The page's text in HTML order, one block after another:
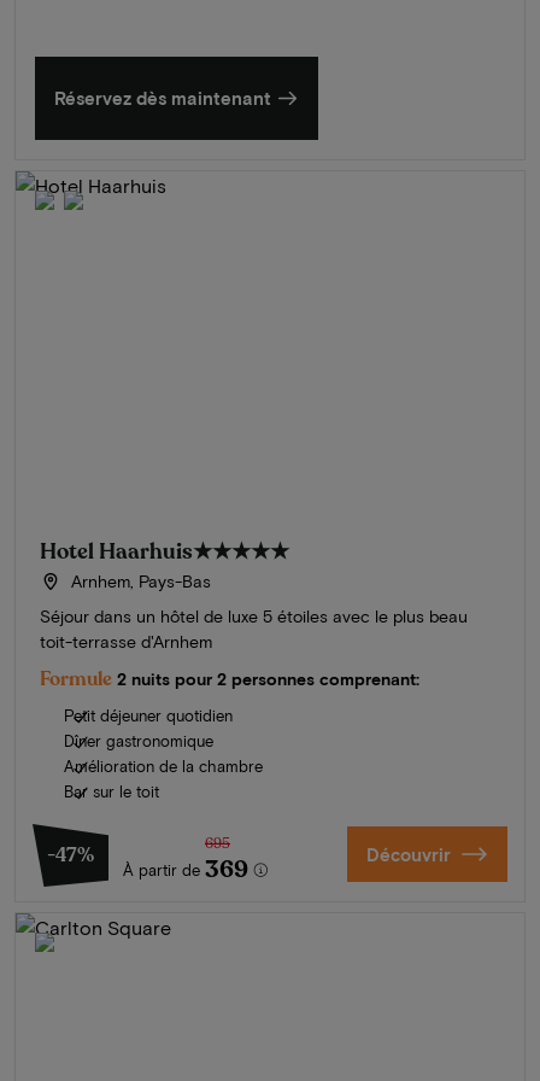
Réservez dès maintenant
Hotel Haarhuis★★★★★
Arnhem, Pays-Bas
Séjour dans un hôtel de luxe 5 étoiles avec le plus beau
toit-terrasse d'Arnhem
Formule 2 nuits pour 2 personnes comprenant:
Petit déjeuner quotidien
Dîner gastronomique
Amélioration de la chambre
Bar sur le toit
-47%
À partir de
695
369 Découvrir